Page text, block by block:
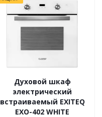
Духовой шкаф
электрический
встраиваемый EXITEQ
EXO-402 WHITE